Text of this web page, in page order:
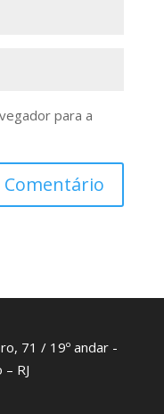
para a
71 / 19º andar -
RJ